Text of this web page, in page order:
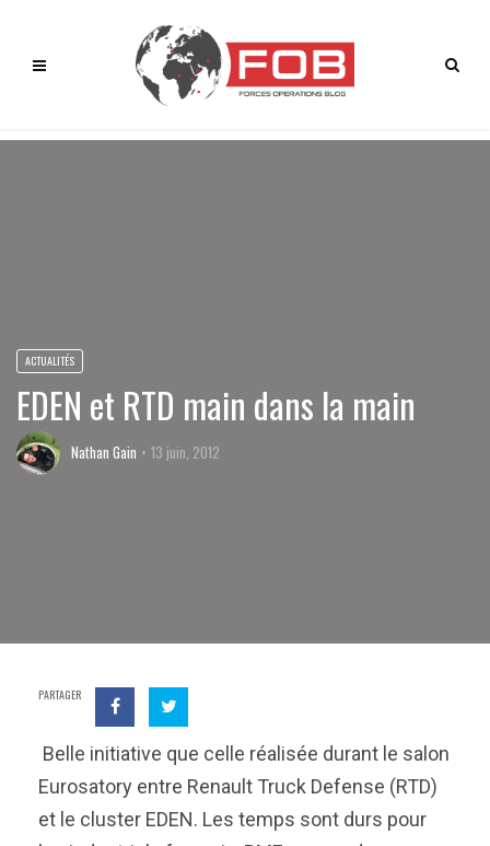
ACTUALITÉS
EDEN et RTD main dans la main
Nathan Gain 13 juin, 2012
PARTAGER
Belle initiative que celle réalisée durant le salon
Eurosatory entre Renault Truck Defense (RTD)
et le cluster EDEN. Les temps sont durs pour